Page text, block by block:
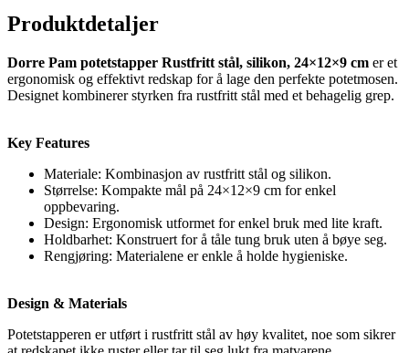
Produktdetaljer
Dorre Pam potetstapper Rustfritt stål, silikon, 24×12×9 cm er et
ergonomisk og effektivt redskap for å lage den perfekte potetmosen.
Designet kombinerer styrken fra rustfritt stål med et behagelig grep.
Key Features
Materiale: Kombinasjon av rustfritt stål og silikon.
Størrelse: Kompakte mål på 24×12×9 cm for enkel
oppbevaring.
Design: Ergonomisk utformet for enkel bruk med lite kraft.
Holdbarhet: Konstruert for å tåle tung bruk uten å bøye seg.
Rengjøring: Materialene er enkle å holde hygieniske.
Design & Materials
Potetstapperen er utført i rustfritt stål av høy kvalitet, noe som sikrer